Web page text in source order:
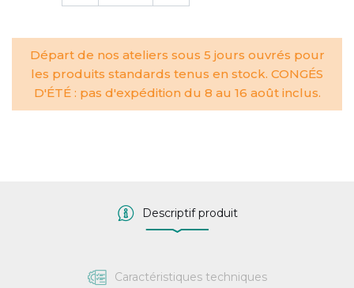
Départ de nos ateliers sous 5 jours ouvrés pour
les produits standards tenus en stock. CONGÉS
D'ÉTÉ : pas d'expédition du 8 au 16 août inclus.
Descriptif produit
Caractéristiques techniques